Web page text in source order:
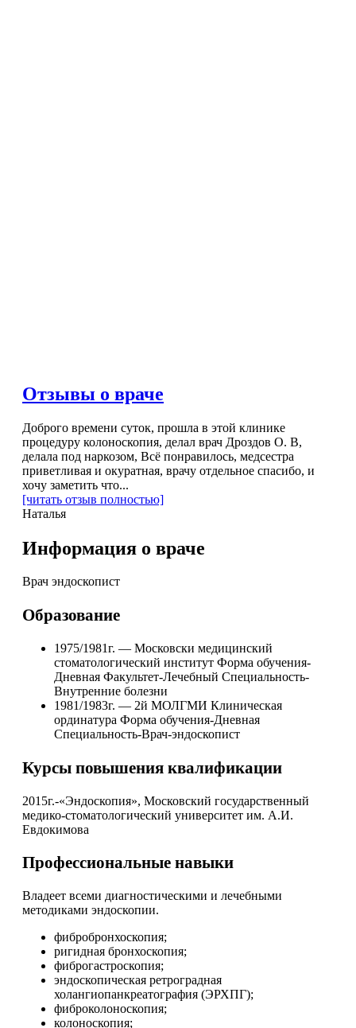
Отзывы о враче
Доброго времени суток, прошла в этой клинике
процедуру колоноскопия, делал врач Дроздов О. В,
делала под наркозом, Всё понравилось, медсестра
приветливая и окуратная, врачу отдельное спасибо, и
хочу заметить что...
[читать отзыв полностью]
Наталья
Информация о враче
Врач эндоскопист
Образование
1975/1981г. — Московски медицинский
стоматологический институт Форма обучения-
Дневная Факультет-Лечебный Специальность-
Внутренние болезни
1981/1983г. — 2й МОЛГМИ Клиническая
ординатура Форма обучения-Дневная
Специальность-Врач-эндоскопист
Курсы повышения квалификации
2015г.-«Эндоскопия», Московский государственный
медико-стоматологический университет им. А.И.
Евдокимова
Профессиональные навыки
Владеет всеми диагностическими и лечебными
методиками эндоскопии.
фибробронхоскопия;
ригидная бронхоскопия;
фиброгастроскопия;
эндоскопическая ретроградная
холангиопанкреатография (ЭРХПГ);
фиброколоноскопия;
колоноскопия;